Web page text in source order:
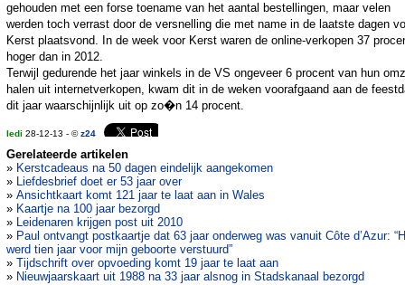
gehouden met een forse toename van het aantal bestellingen, maar velen
werden toch verrast door de versnelling die met name in de laatste dagen
Kerst plaatsvond. In de week voor Kerst waren de online-verkopen 37
hoger dan in 2012.
Terwijl gedurende het jaar winkels in de VS ongeveer 6 procent van hun
halen uit internetverkopen, kwam dit in de weken voorafgaand aan de
dit jaar waarschijnlijk uit op zo�n 14 procent.
ledi 28-12-13 - ©z24
Gerelateerde artikelen
» Kerstcadeaus na 50 dagen eindelijk aangekomen
» Liefdesbrief doet er 53 jaar over
» Ansichtkaart komt 121 jaar te laat aan in Wales
» Kaartje na 100 jaar bezorgd
» Leidenaren krijgen post uit 2010
» Paul ontvangt postkaartje dat 63 jaar onderweg was vanuit Côte d’Azur:
werd tien jaar voor mijn geboorte verstuurd”
» Tijdschrift over opvoeding komt 19 jaar te laat aan
» Nieuwjaarskaart uit 1988 na 33 jaar alsnog in Stadskanaal bezorgd